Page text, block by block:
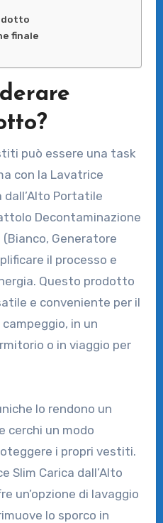
finale
può essere una task
con la Lavatrice
dall’Alto Portatile
Decontaminazione
(Bianco, Generatore
il processo e
Questo prodotto
e conveniente per il
in un
o in viaggio per
lo rendono un
cerchi un modo
i propri vestiti.
Slim Carica dall’Alto
un’opzione di lavaggio
lo sporco in